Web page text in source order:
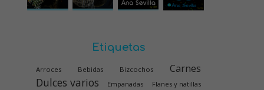
Etiquetas
Arroces Bebidas Bizcochos Carnes
Dulces varios Empanadas
Flanes y natillas